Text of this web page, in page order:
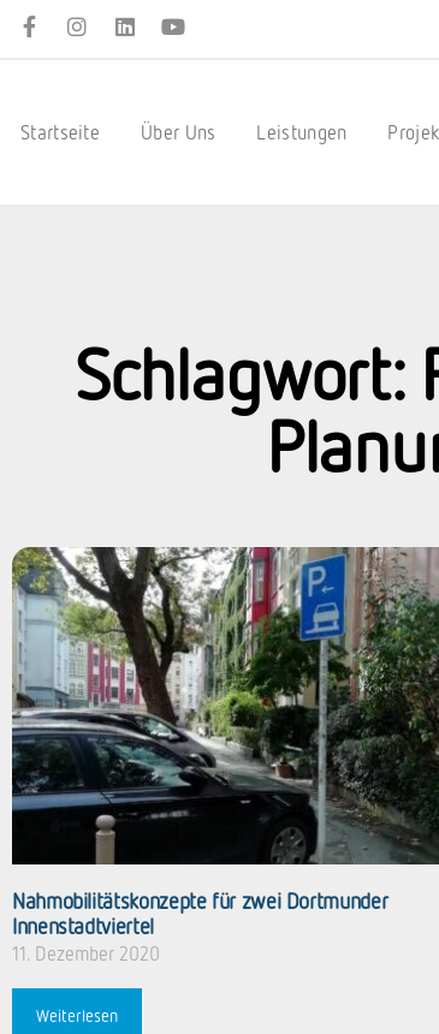
Startseite Über Uns Leistungen
Schlagwort:
Nahmobilitätskonzepte für zwei ­Dortmunder
Innenstadtviertel
11. Dezember 2020
Weiterlesen